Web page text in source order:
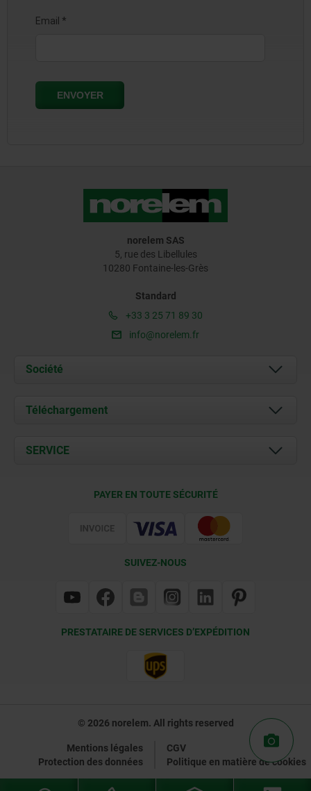
norelem SAS
5, rue des Libellules
10280 Fontaine-les-Grès
Standard
+33 3 25 71 89 30
info@norelem.fr
Société
À propos de nous
Contact
Téléchargement
Documents
SERVICE
PAYER EN TOUTE SÉCURITÉ
SUIVEZ-NOUS
PRESTATAIRE DE SERVICES D’EXPÉDITION
© 2026 norelem. All rights reserved
Mentions légales
CGV
Protection des données
Politique en matière de cookies